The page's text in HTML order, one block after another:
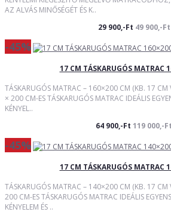
AZ ALVÁS MINŐSÉGÉT ÉS K..
29 900,-Ft 49 900,-Ft
-45%
17 CM TÁSKARUGÓS MATRAC
TÁSKARUGÓS MATRAC – 160×200 CM (KB. 17 CM
× 200 CM-ES TÁSKARUGÓS MATRAC IDEÁLIS
KÉNYEL..
64 900,-Ft 119 000,-Ft
-45%
17 CM TÁSKARUGÓS MATRAC
TÁSKARUGÓS MATRAC – 140×200 CM (KB. 17 CM
200 CM-ES TÁSKARUGÓS MATRAC IDEÁLIS
KÉNYELEM ÉS ..